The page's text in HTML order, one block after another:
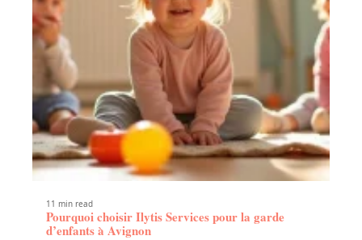
11 min read
Pourquoi choisir Ilytis Services pour la garde
d’enfants à Avignon